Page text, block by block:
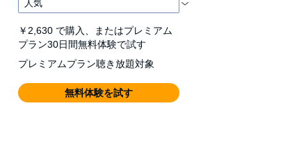
￥2,630 で購入、またはプレミアム
プラン30日間無料体験で試す
プレミアムプラン聴き放題対象
無料体験を試す